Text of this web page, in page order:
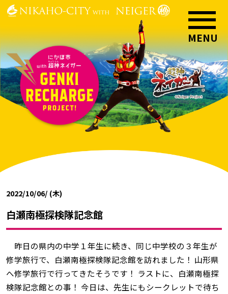
2022/10/06/ (木)
白瀬南極探検隊記念館
昨日の県内の中学１年生に続き、同じ中学校の３年生が
修学旅行で、白瀬南極探検隊記念館を訪れました！ 山形県
へ修学旅行で行ってきたそうです！ ラストに、白瀬南極探
検隊記念館との事！ 今日は、先生にもシークレットで待ち